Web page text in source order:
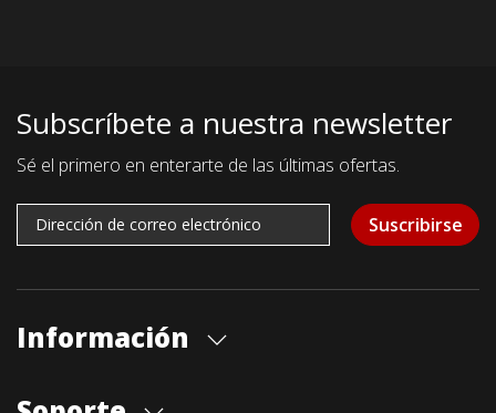
Subscríbete a nuestra newsletter
Sé el primero en enterarte de las últimas ofertas.
Suscribirse
Información